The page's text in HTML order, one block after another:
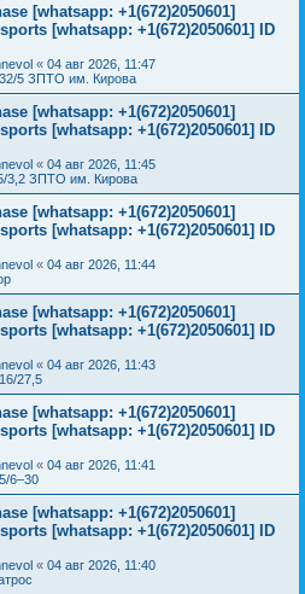
[whatsapp: +1(672)2050601]
[whatsapp: +1(672)2050601] ID
« 04 авг 2026, 11:47
5 ЗПТО им. Кирова
[whatsapp: +1(672)2050601]
[whatsapp: +1(672)2050601] ID
« 04 авг 2026, 11:45
3,2 ЗПТО им. Кирова
[whatsapp: +1(672)2050601]
[whatsapp: +1(672)2050601] ID
« 04 авг 2026, 11:44
[whatsapp: +1(672)2050601]
[whatsapp: +1(672)2050601] ID
« 04 авг 2026, 11:43
27,5
[whatsapp: +1(672)2050601]
[whatsapp: +1(672)2050601] ID
« 04 авг 2026, 11:41
6–30
[whatsapp: +1(672)2050601]
[whatsapp: +1(672)2050601] ID
« 04 авг 2026, 11:40